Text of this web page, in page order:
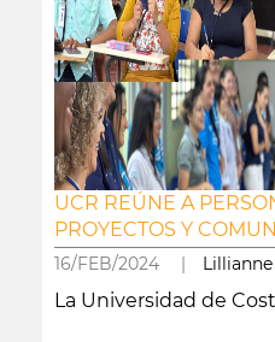
UCR REÚNE A
PROYECTOS Y
16/FEB/2024 |
La Universidad de